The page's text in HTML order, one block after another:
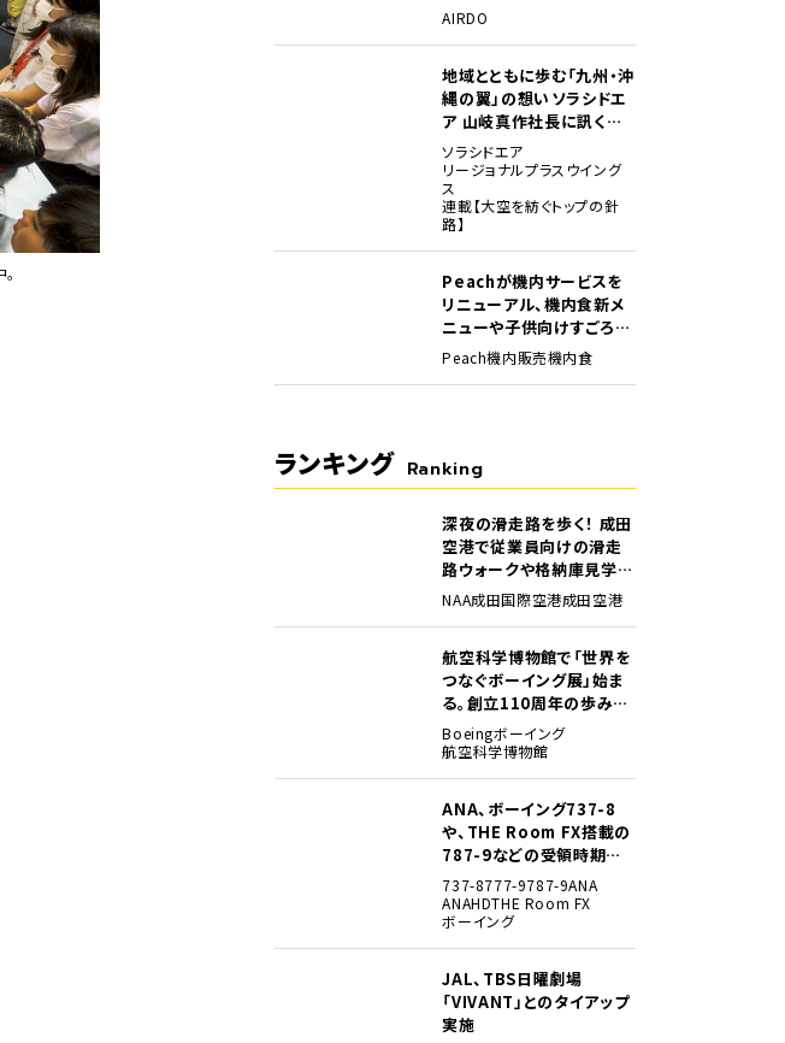
講師を務めた787に乗務する岡田哲也さん。趣味は旅行＆チャレンジすること。
場
AIRDO
地域とともに歩む「九州・沖
縄の翼」の想い――ソラシドエ
ア 山岐真作社長に訊く就
任1年の手応え
ソラシドエア
リージョナルプラスウイング
ス
連載【大空を紡ぐトップの針
路】
Peachが機内サービスを
リニューアル、機内食新メ
ニューや子供向けすごろく
など
Peach機内販売機内食
ランキング Ranking
深夜の滑走路を歩く！ 成田
空港で従業員向けの滑走
路ウォークや格納庫見学イ
ベントを初開催
NAA成田国際空港成田空港
航空科学博物館で「世界を
つなぐボーイング展」始ま
る。創立110周年の歩みを
貴重な資料でたどる
Boeingボーイング
航空科学博物館
ANA、ボーイング737-8
や、THE Room FX搭載の
787-9などの受領時期見
込みを明らかに
737-8777-9787-9ANA
ANAHDTHE Room FX
ボーイング
JAL、TBS日曜劇場
「VIVANT」とのタイアップ
実施